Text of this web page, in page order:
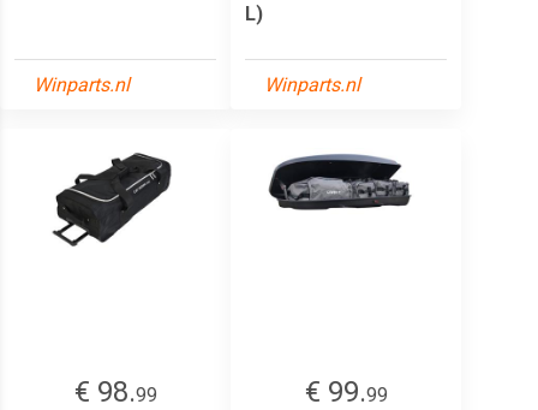
Winparts.nl
L)
Winparts.nl
€ 98.99
€ 99.99